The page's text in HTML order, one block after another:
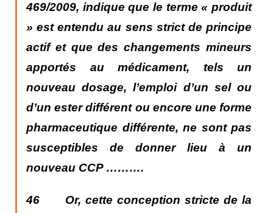
469/2009, indique que le terme « produit
» est entendu au sens strict de principe
actif et que des changements mineurs
apportés au médicament, tels un
nouveau dosage, l’emploi d’un sel ou
d’un ester différent ou encore une forme
pharmaceutique différente, ne sont pas
susceptibles de donner lieu à un
nouveau CCP ……….
46 Or, cette conception stricte de la